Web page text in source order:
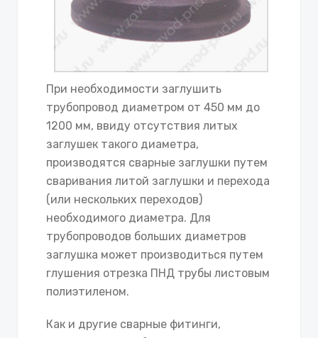
При необходимости заглушить
трубопровод диаметром от 450 мм до
1200 мм, ввиду отсутствия литых
заглушек такого диаметра,
производятся сварные заглушки путем
сваривания литой заглушки и перехода
(или нескольких переходов)
необходимого диаметра. Для
трубопроводов больших диаметров
заглушка может производиться путем
глушения отрезка ПНД трубы листовым
полиэтиленом.
Как и другие сварные фитинги,